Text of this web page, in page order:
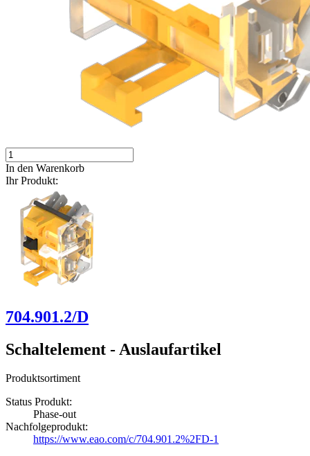
In den Warenkorb
Ihr Produkt:
704.901.2/D
Schaltelement - Auslaufartikel
Produktsortiment
Status Produkt:
Phase-out
Nachfolgeprodukt:
https://www.eao.com/c/704.901.2%2FD-1